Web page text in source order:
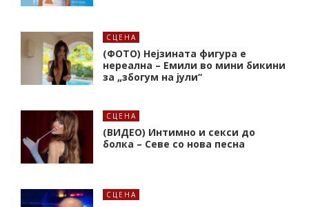
СЦЕНА
(ФОТО) Нејзината фигура е
нереална – Емили во мини бикини
за „збогум на јули“
СЦЕНА
(ВИДЕО) Интимно и секси до
болка – Севе со нова песна
СЦЕНА